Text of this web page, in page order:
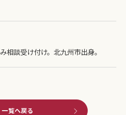
相談受け付け。北九州市出身。
一覧へ戻る